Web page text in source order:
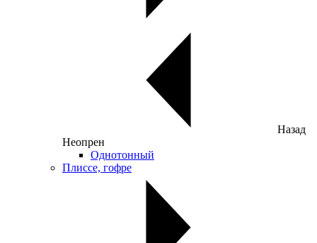
Назад
Неопрен
Однотонный
Плиссе, гофре